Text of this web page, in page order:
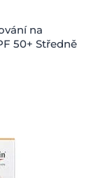
na
50+ Středně